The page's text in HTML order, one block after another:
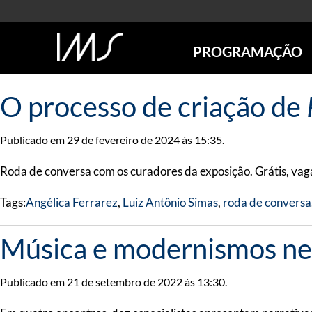
PROGRAMAÇÃO
SÃO PAULO
RIO DE JANEIRO
POÇOS DE CALDAS
EXPOSIÇÕES
EM CARTAZ
ANTERIORES
TOURS VIRTUAIS
VISITAS MEDIADAS
O processo de criação de
Publicado em 29 de fevereiro de 2024 às 15:35.
Roda de conversa com os curadores da exposição. Grátis,
Tags:Angélica Ferrarez, Luiz Antônio Simas, roda de conversa
Música e modernismos
Publicado em 21 de setembro de 2022 às 13:30.